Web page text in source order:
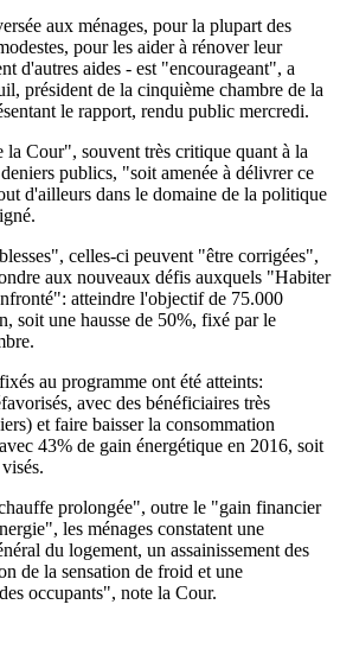
aux ménages, pour la plupart des
pour les aider à rénover leur
d'autres aides - est "encourageant", a
président de la cinquième chambre de la
le rapport, rendu public mercredi.
la Cour", souvent très critique quant à la
publics, "soit amenée à délivrer ce
d'ailleurs dans le domaine de la politique
celles-ci peuvent "être corrigées",
aux nouveaux défis auxquels "Habiter
atteindre l'objectif de 75.000
soit une hausse de 50%, fixé par le
au programme ont été atteints:
avec des bénéficiaires très
et faire baisser la consommation
43% de gain énergétique en 2016, soit
prolongée", outre le "gain financier
les ménages constatent une
du logement, un assainissement des
de la sensation de froid et une
occupants", note la Cour.